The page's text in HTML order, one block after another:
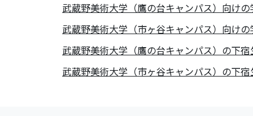
武蔵野美術大学（鷹の台キャンパス）向け
武蔵野美術大学（市ヶ谷キャンパス）向け
武蔵野美術大学（鷹の台キャンパス）の下
武蔵野美術大学（市ヶ谷キャンパス）の下